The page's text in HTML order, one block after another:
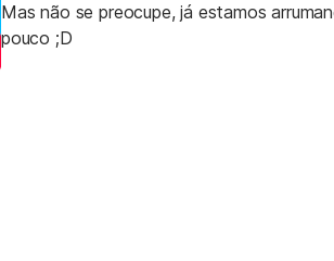
Mas não se preocupe, já estamos
pouco ;D